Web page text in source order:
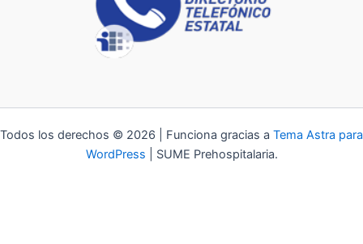
Todos los derechos © 2026 | Funciona gracias a Tema Astra para
WordPress | SUME Prehospitalaria.